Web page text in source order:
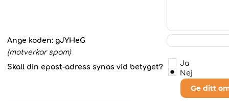
Ange koden: gJYHeG
(motverkar spam)
Skall din epost-adress synas vid betyget?
Ja
Nej
Ge ditt